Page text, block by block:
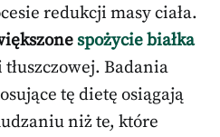
redukcji masy ciała.
spożycie białka
Badania
tę dietę osiągają
niż te, które